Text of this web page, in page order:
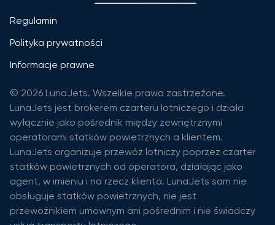
Regulamin
Polityka prywatności
Informacje prawne
© 2026 LunaJets. Wszelkie prawa zastrzeżone.
LunaJets jest brokerem czarteru lotniczego i działa
wyłącznie jako pośrednik między zewnętrznymi
operatorami statków powietrznych a klientem.
LunaJets organizuje przewóz lotniczy poprzez czarter
statków powietrznych od operatora, działając jako
agent, w imieniu i na rzecz klienta. LunaJets sam nie
obsługuje statków powietrznych, nie jest
przewoźnikiem umownym ani pośrednim i nie świadczy